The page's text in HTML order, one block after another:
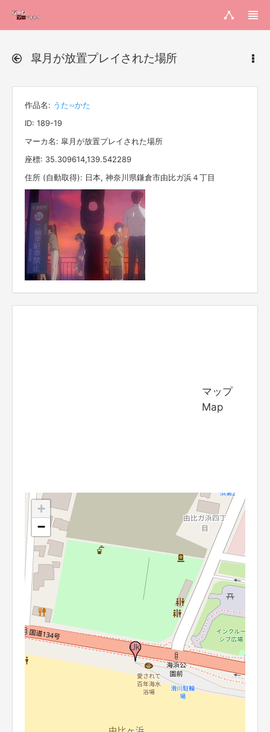
皐月が放置プレイされた場所
作品名: うた∽かた
ID: 189-19
マーカ名: 皐月が放置プレイされた場所
座標: 35.309614,139.542289
住所 (自動取得): 日本, 神奈川県鎌倉市由比ガ浜４丁目
マップ
Map
+
−